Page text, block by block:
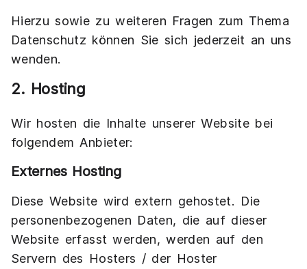
Hierzu sowie zu weiteren Fragen zum Thema
Datenschutz können Sie sich jederzeit an uns
wenden.
2. Hosting
Wir hosten die Inhalte unserer Website bei
folgendem Anbieter:
Externes Hosting
Diese Website wird extern gehostet. Die
personenbezogenen Daten, die auf dieser
Website erfasst werden, werden auf den
Servern des Hosters / der Hoster